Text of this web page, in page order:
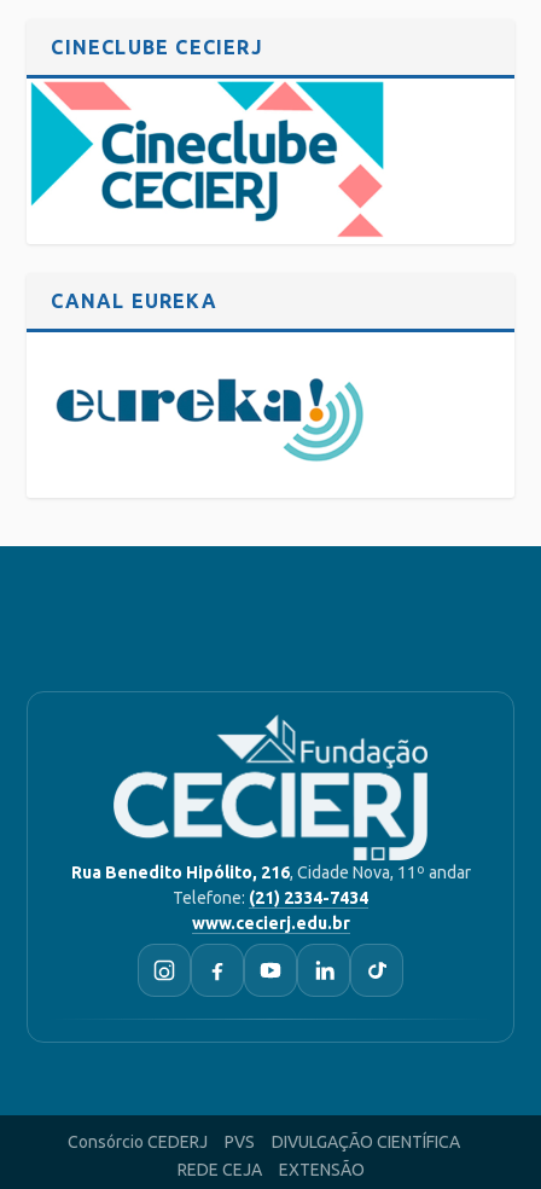
CINECLUBE CECIERJ
CANAL EUREKA
Rua Benedito Hipólito, 216, Cidade Nova, 11º andar
Telefone: (21) 2334-7434
www.cecierj.edu.br
Consórcio CEDERJ PVS
DIVULGAÇÃO CIENTÍFICA
REDE CEJA
EXTENSÃO